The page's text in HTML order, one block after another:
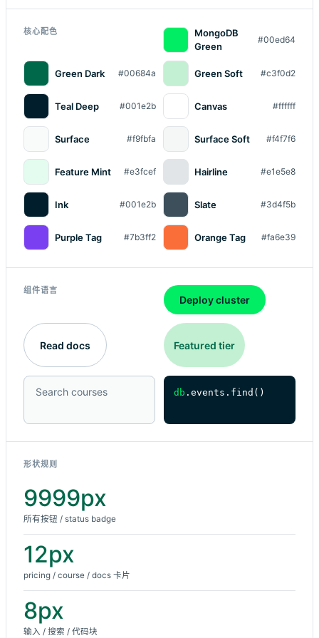
核心配色
MongoDB
Green
#00ed64
Green Dark #00684a Green Soft #c3f0d2
Teal Deep #001e2b Canvas #ffffff
Surface #f9fbfa Surface Soft #f4f7f6
Feature Mint #e3fcef Hairline #e1e5e8
Ink #001e2b Slate #3d4f5b
Purple Tag #7b3ff2 Orange Tag #fa6e39
组件语言
Deploy cluster
Read docs Featured tier
Search courses db .events.find()
形状规则
9999px
所有按钮 / status badge
12px
pricing / course / docs 卡片
8px
输入 / 搜索 / 代码块